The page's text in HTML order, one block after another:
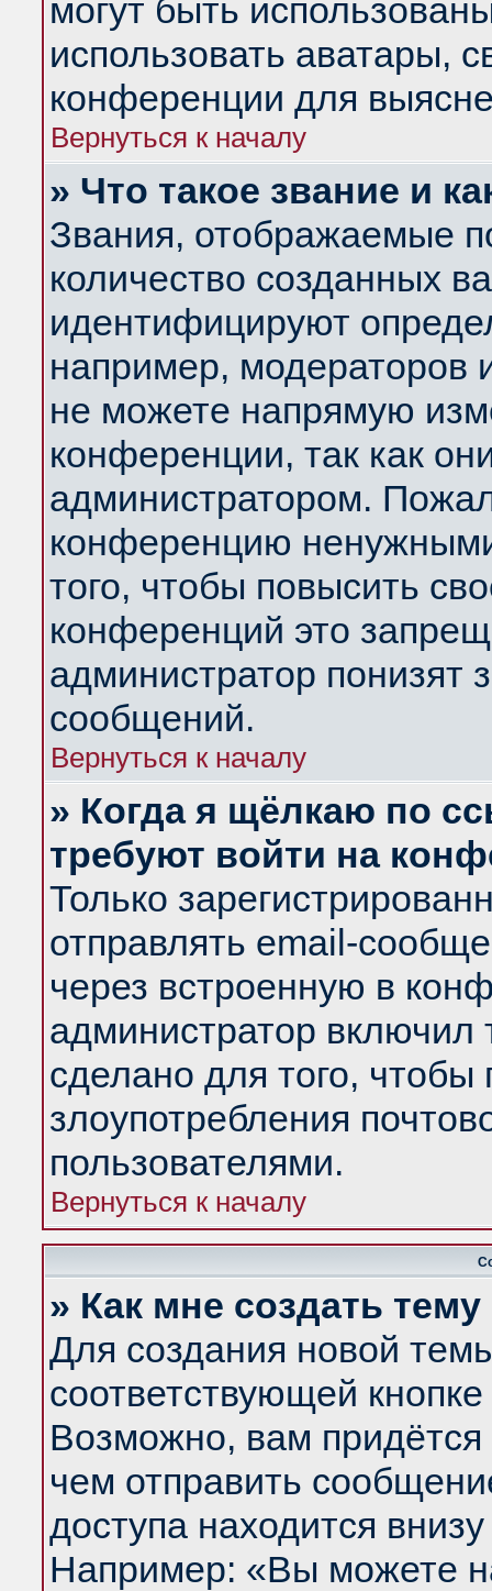
могут быть
использовать аватары,
конференции для
Вернуться к началу
» Что такое звание и
Звания, отображаемые
количество созданных
идентифицируют
например, модераторов
не можете напрямую
конференции, так как
администратором.
конференцию
того, чтобы повысить
конференций это
администратор понизят
сообщений.
Вернуться к началу
» Когда я щёлкаю по
требуют войти на
Только
отправлять email-
через встроенную в
администратор
сделано для того, чтобы
злоупотребления
пользователями.
Вернуться к началу
» Как мне создать
Для создания новой
соответствующей
Возможно, вам придётся
чем отправить
доступа находится
Например: «Вы можете